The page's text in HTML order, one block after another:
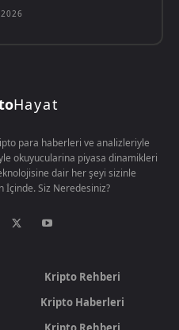
Hayat
para haberleri ve analizleriyle
okuyucularina piyasa dinamikleri
dair her şeyi sizinle
İçinde. Siz Neredesiniz?
Kripto Rehberi
Kripto Haberleri